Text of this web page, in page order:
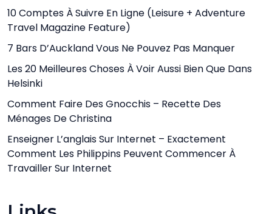
10 Comptes À Suivre En Ligne (Leisure + Adventure
Travel Magazine Feature)
7 Bars D’Auckland Vous Ne Pouvez Pas Manquer
Les 20 Meilleures Choses À Voir Aussi Bien Que Dans
Helsinki
Comment Faire Des Gnocchis – Recette Des
Ménages De Christina
Enseigner L’anglais Sur Internet – Exactement
Comment Les Philippins Peuvent Commencer À
Travailler Sur Internet